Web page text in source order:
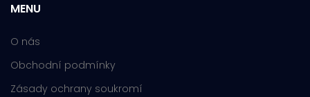
MENU
O nás
Obchodní podmínky
Zásady ochrany soukromí